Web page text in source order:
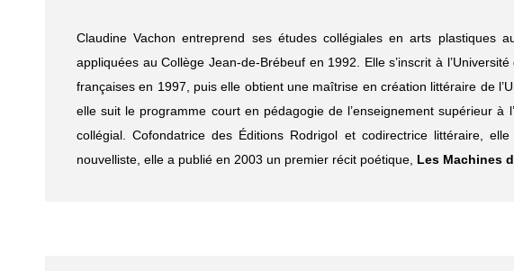
Claudine Vachon entreprend ses études collégiales en arts
appliquées au Collège Jean-de-Brébeuf en 1992. Elle s’inscrit à
françaises en 1997, puis elle obtient une maîtrise en création littéraire de
elle suit le programme court en pédagogie de l’enseignement supérieur
collégial. Cofondatrice des Éditions Rodrigol et codirectrice littéraire,
nouvelliste, elle a publié en 2003 un premier récit poétique, Les Machines